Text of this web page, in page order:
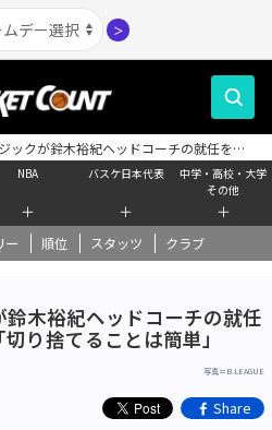
＞
NBA
＋
バスケ日本代表
＋
中学・高校・大学
その他
＋
ー 順位 スタッツ クラブ
ックが鈴木裕紀ヘッドコーチの就任を発
は簡単」
木裕紀ヘッドコーチの就任
り捨てることは簡単」
写真＝B.LEAGUE
Share